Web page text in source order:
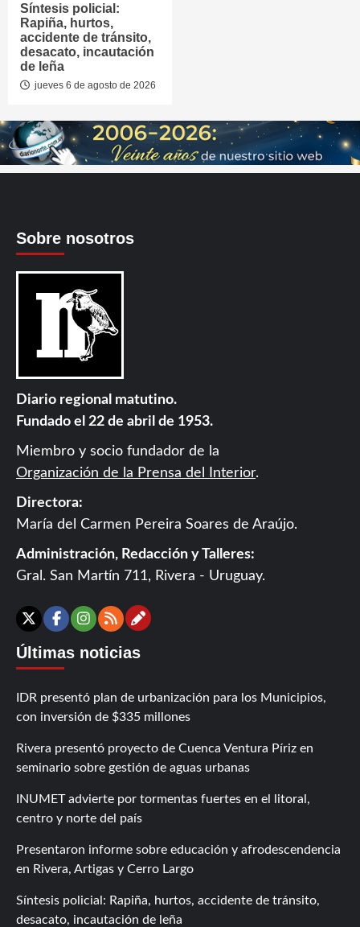
Síntesis policial:
Rapiña, hurtos,
accidente de tránsito,
desacato, incautación
de leña
jueves 6 de agosto de 2026
Sobre nosotros
Diario regional matutino.
Fundado el 22 de abril de 1953.
Miembro y socio fundador de la
Organización de la Prensa del Interior.
Directora:
María del Carmen Pereira Soares de Araújo.
Administración, Redacción y Talleres:
Gral. San Martín 711, Rivera - Uruguay.
X Facebook
Instagram
RSSContáctanos
Últimas noticias
IDR presentó plan de urbanización para los Municipios,
con inversión de $335 millones
Rivera presentó proyecto de Cuenca Ventura Píriz en
seminario sobre gestión de aguas urbanas
INUMET advierte por tormentas fuertes en el litoral,
centro y norte del país
Presentaron informe sobre educación y afrodescendencia
en Rivera, Artigas y Cerro Largo
Síntesis policial: Rapiña, hurtos, accidente de tránsito,
desacato, incautación de leña